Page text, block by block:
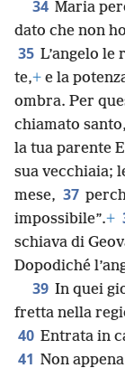
34 Maria
dato che non
35 L’angelo
te,+ e la
ombra. Per
chiamato santo,
la tua parente
sua vecchiaia;
mese, 37
impossibile”.+
schiava di
Dopodiché
39 In quei
fretta nella
40 Entrata in
41 Non